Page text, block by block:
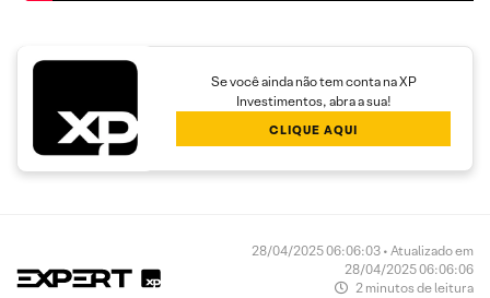
Se você ainda não tem conta na XP
Investimentos, abra a sua!
CLIQUE AQUI
28/04/2025 06:06:03 • Atualizado em
28/04/2025 06:06:06
2 minutos de leitura